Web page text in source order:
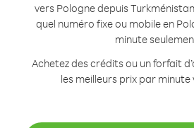
vers Pologne depuis
quel numéro fixe ou mobile en
minute
Achetez des crédits ou un forfait
les meilleurs prix par minute